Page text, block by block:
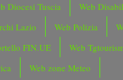
Diocesi Tuscia Web
Lazio Web Polizia
FIN.UE Web
Web zone Meteo